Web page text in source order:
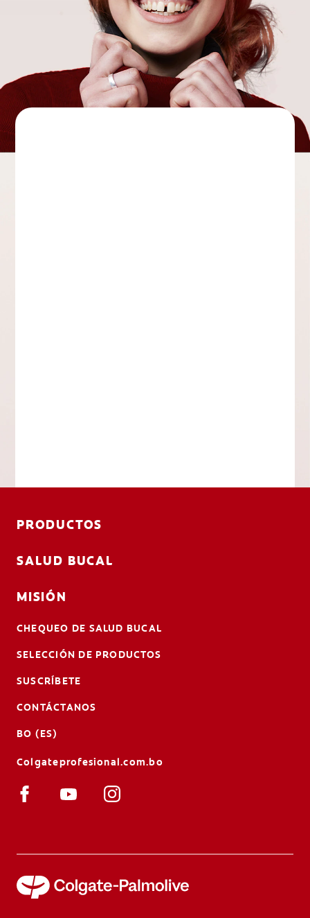
PRODUCTOS
SALUD BUCAL
MISIÓN
CHEQUEO DE SALUD BUCAL
SELECCIÓN DE PRODUCTOS
SUSCRÍBETE
CONTÁCTANOS
BO (ES)
Colgateprofesional.com.bo